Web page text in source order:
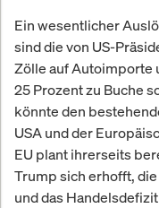
Ein wesentlicher
sind die von US-
Zölle auf Autoimporte
25 Prozent zu Buche
könnte den
USA und der
EU plant ihrerseits
Trump sich erhofft,
und das